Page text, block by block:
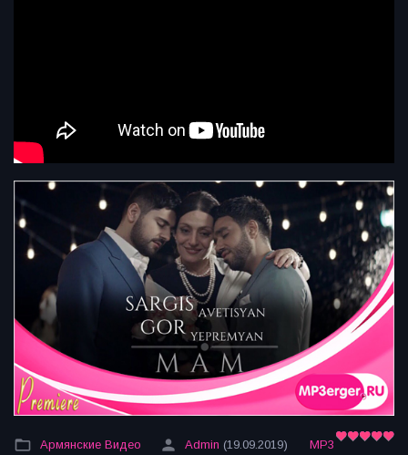
Армянские Видео Admin (19.09.2019) MP3